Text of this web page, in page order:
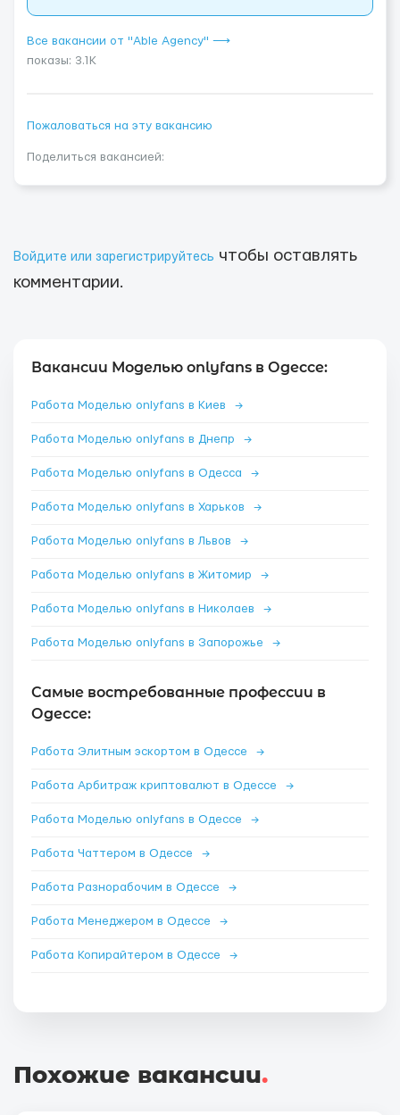
Все вакансии от "Able Agency" ⟶
показы: 3.1K
Пожаловаться на эту вакансию
Поделиться вакансией:
Войдите или зарегистрируйтесь чтобы оставлять
комментарии.
Вакансии Моделью onlyfans в Одессе:
Работа Моделью onlyfans в Киев →
Работа Моделью onlyfans в Днепр →
Работа Моделью onlyfans в Одесса →
Работа Моделью onlyfans в Харьков →
Работа Моделью onlyfans в Львов →
Работа Моделью onlyfans в Житомир →
Работа Моделью onlyfans в Николаев →
Работа Моделью onlyfans в Запорожье →
Самые востребованные профессии в
Одессе:
Работа Элитным эскортом в Одессе →
Работа Арбитраж криптовалют в Одессе →
Работа Моделью onlyfans в Одессе →
Работа Чаттером в Одессе →
Работа Разнорабочим в Одессе →
Работа Менеджером в Одессе →
Работа Копирайтером в Одессе →
Похожие вакансии.